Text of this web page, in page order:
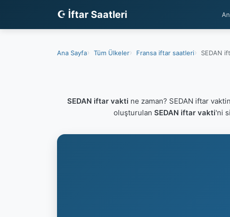
☪ İftar Saatleri
Ana Sayfa Tüm Ülkeler Fransa iftar saatleri SEDAN
SEDAN iftar vakti ne zaman? SEDAN iftar
oluşturulan SEDAN iftar vakti'ni